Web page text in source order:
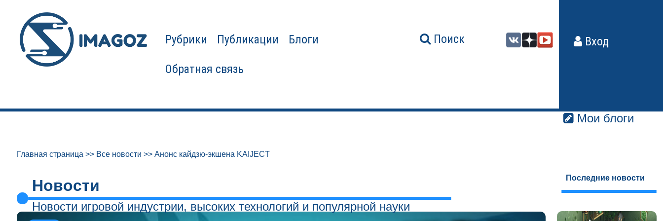
Рубрики Публикации Блоги
Обратная связь
Поиск Вход
Мои блоги
Главная страница >> Все новости >> Анонс кайдзю-экшена KAIJECT
Новости
Новости игровой индустрии, высоких технологий и популярной науки
Последние новости